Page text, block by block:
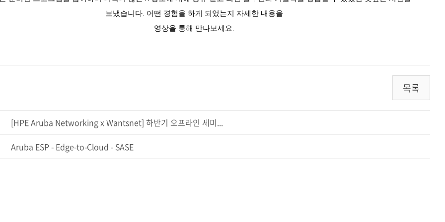
보냈습니다. 어떤 경험을 하게 되었는지 자세한 내용을
영상을 통해 만나보세요.
목록
[HPE Aruba Networking x Wantsnet] 하반기 오프라인 세미...
Aruba ESP - Edge-to-Cloud - SASE